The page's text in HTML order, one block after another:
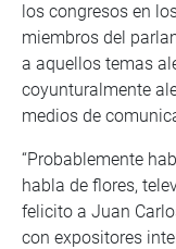
los congresos en
miembros del
a aquellos temas
coyunturalmente
medios de
“Probablemente
habla de flores,
felicito a Juan
con expositores